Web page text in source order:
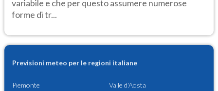
variabile e che per questo assumere numerose
forme di tr...
Previsioni meteo per le regioni italiane
Piemonte Valle d'Aosta